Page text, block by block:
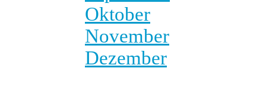
Oktober
November
Dezember